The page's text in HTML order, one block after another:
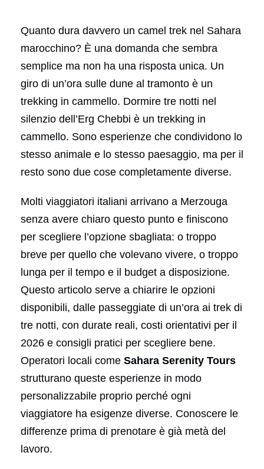
Quanto dura davvero un camel trek nel Sahara
marocchino? È una domanda che sembra
semplice ma non ha una risposta unica. Un
giro di un’ora sulle dune al tramonto è un
trekking in cammello. Dormire tre notti nel
silenzio dell’Erg Chebbi è un trekking in
cammello. Sono esperienze che condividono lo
stesso animale e lo stesso paesaggio, ma per il
resto sono due cose completamente diverse.
Molti viaggiatori italiani arrivano a Merzouga
senza avere chiaro questo punto e finiscono
per scegliere l’opzione sbagliata: o troppo
breve per quello che volevano vivere, o troppo
lunga per il tempo e il budget a disposizione.
Questo articolo serve a chiarire le opzioni
disponibili, dalle passeggiate di un’ora ai trek di
tre notti, con durate reali, costi orientativi per il
2026 e consigli pratici per scegliere bene.
Operatori locali come Sahara Serenity Tours
strutturano queste esperienze in modo
personalizzabile proprio perché ogni
viaggiatore ha esigenze diverse. Conoscere le
differenze prima di prenotare è già metà del
lavoro.